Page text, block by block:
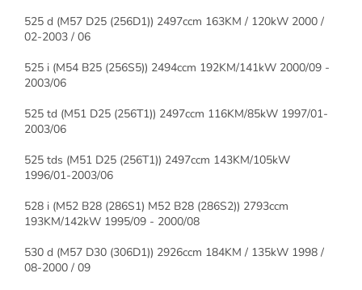
525 d (M57 D25 (256D1)) 2497ccm 163KM / 120kW 2000 /
02-2003 / 06
525 i (M54 B25 (256S5)) 2494ccm 192KM/141kW 2000/09 -
2003/06
525 td (M51 D25 (256T1)) 2497ccm 116KM/85kW 1997/01-
2003/06
525 tds (M51 D25 (256T1)) 2497ccm 143KM/105kW
1996/01-2003/06
528 i (M52 B28 (286S1) M52 B28 (286S2)) 2793ccm
193KM/142kW 1995/09 - 2000/08
530 d (M57 D30 (306D1)) 2926ccm 184KM / 135kW 1998 /
08-2000 / 09